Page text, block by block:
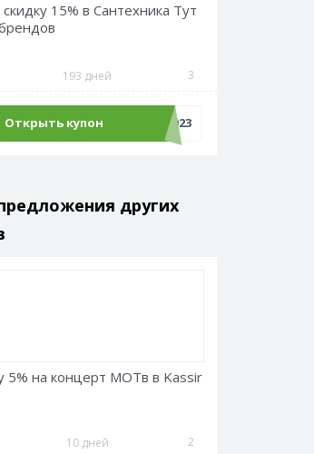
15% в Сантехника Тут
193 дней 3
Открыть купонPromokodus2023
других
5% на концерт МОТв в Kassir
10 дней 2